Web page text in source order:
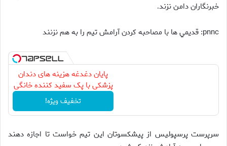
خبرنگاران دامن نزند.
pnnc: قديمي ها با مصاحبه کردن آرامش تيم را به هم نزنند
پایان دغدغه هزینه های دندان
پزشکی با پک سفید کننده خانگی
تخفیف ویژه!
سرپرست پرسپوليس از پيشکسوتان اين تيم خواست تا اجازه دهند